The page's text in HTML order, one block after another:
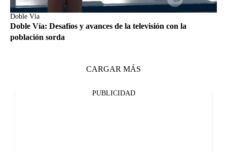
Doble Vía
Doble Vía: Desafíos y avances de la televisión con la
población sorda
CARGAR MÁS
PUBLICIDAD